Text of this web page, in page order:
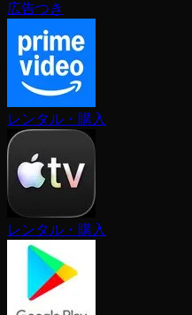
広告つき
レンタル・購入
レンタル・購入